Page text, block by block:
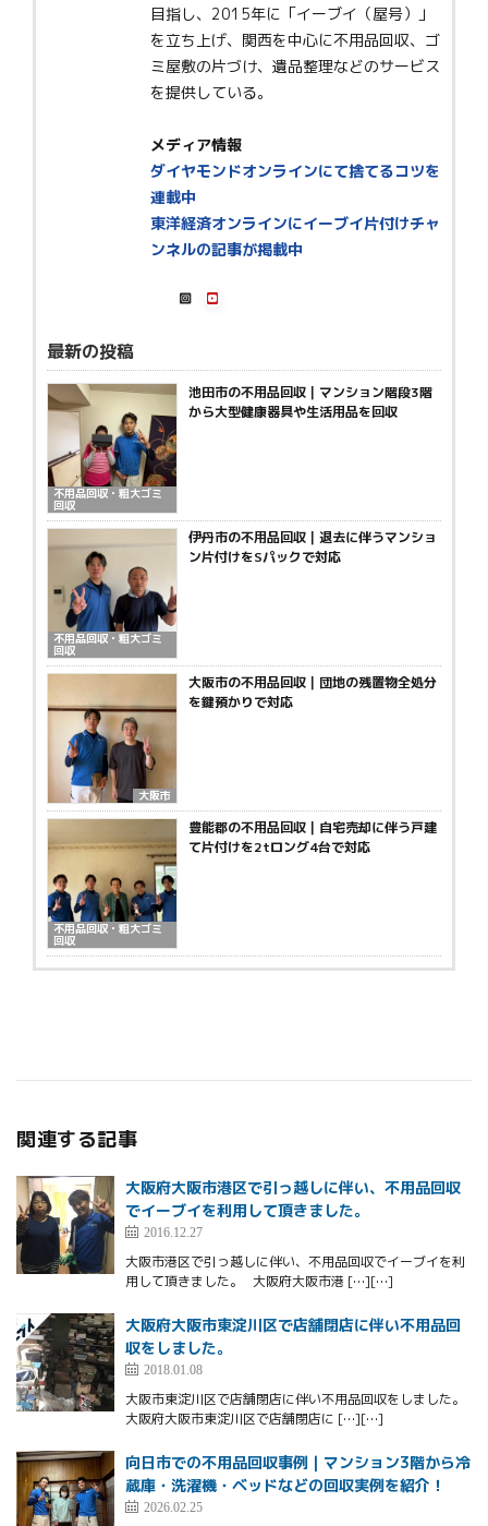
目指し、2015年に「イーブイ（屋号）」
を立ち上げ、関西を中心に不用品回収、ゴ
ミ屋敷の片づけ、遺品整理などのサービス
を提供している。
メディア情報
ダイヤモンドオンラインにて捨てるコツを
連載中
東洋経済オンラインにイーブイ片付けチャ
ンネルの記事が掲載中
最新の投稿
不用品回収・粗大ゴミ
回収
池田市の不用品回収｜マンション階段3階
から大型健康器具や生活用品を回収
不用品回収・粗大ゴミ
回収
伊丹市の不用品回収｜退去に伴うマンショ
ン片付けをSパックで対応
大阪市
大阪市の不用品回収｜団地の残置物全処分
を鍵預かりで対応
不用品回収・粗大ゴミ
回収
豊能郡の不用品回収｜自宅売却に伴う戸建
て片付けを2tロング4台で対応
関連する記事
大阪府大阪市港区で引っ越しに伴い、不用品回収
でイーブイを利用して頂きました。
2016.12.27
大阪市港区で引っ越しに伴い、不用品回収でイーブイを利
用して頂きました。 大阪府大阪市港 […][…]
大阪府大阪市東淀川区で店舗閉店に伴い不用品回
収をしました。
2018.01.08
大阪市東淀川区で店舗閉店に伴い不用品回収をしました。
大阪府大阪市東淀川区で店舗閉店に […][…]
向日市での不用品回収事例｜マンション3階から冷
蔵庫・洗濯機・ベッドなどの回収実例を紹介！
2026.02.25